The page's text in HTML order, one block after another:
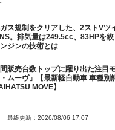
ス規制をクリアした、2ストVツ
。排気量は249.5cc、83HPを
ジンの技術とは
販売台数トップに躍り出た注目
ムーヴ」【最新軽自動車 車種別
MOVE】
最終更新：2026/08/06 17:07